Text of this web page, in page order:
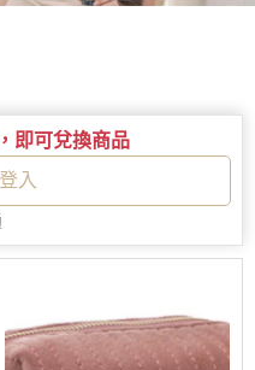
即可兌換商品
入